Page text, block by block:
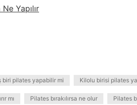
Yapılır
biri pilates yapabilir mi Kilolu birisi pilates
mı Pilates bırakılırsa ne olur Pilates